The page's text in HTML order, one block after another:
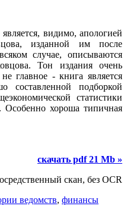
видимо, апологией
изданной им после
случае, описываются
Тон издания очень
главное - книга является
составленной подборкой
статистики
хороша типичная
скачать pdf 21 Mb »
скан, без OCR
ведомств, финансы